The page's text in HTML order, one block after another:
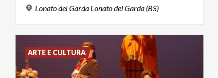
LonatodelGarda LonatodelGarda (BS)
ARTE E CULTURA